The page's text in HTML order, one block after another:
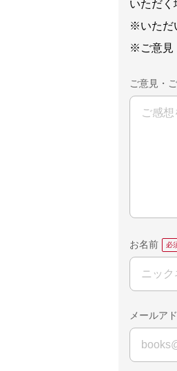
いただく
※いただ
※ご意見
ご意見・
お名前
メールア